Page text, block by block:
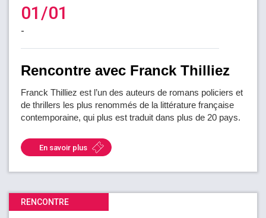
01/01
-
Rencontre avec Franck Thilliez
Franck Thilliez est l’un des auteurs de romans policiers et
de thrillers les plus renommés de la littérature française
contemporaine, qui plus est traduit dans plus de 20 pays.
En savoir plus
RENCONTRE